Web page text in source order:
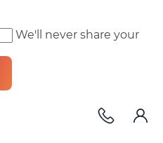
We'll never share your